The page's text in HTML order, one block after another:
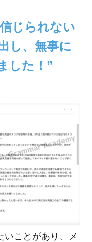
じられない
し、無事に
した！”
いことがあり、メ